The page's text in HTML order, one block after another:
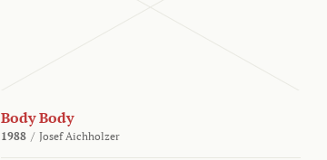
Body Body
1988 / Josef Aichholzer